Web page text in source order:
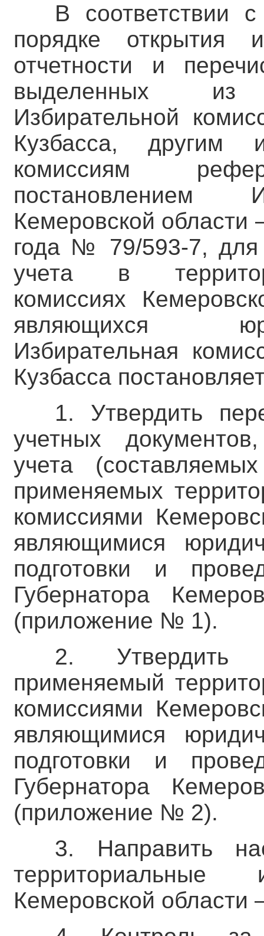
В соответствии
порядке открытия
отчетности и
выделенных из
Избирательной
Кузбасса, другим
комиссиям
постановлением
Кемеровской области
года № 79/593-7, для
учета в
комиссиях
являющихся
Избирательная
Кузбасса
1. Утвердить
учетных
учета
применяемых
комиссиями
являющимися
подготовки и
Губернатора
(приложение № 1).
2. Утвердить
применяемый
комиссиями
являющимися
подготовки и
Губернатора
(приложение № 2).
3. Направить
территориальные
Кемеровской области